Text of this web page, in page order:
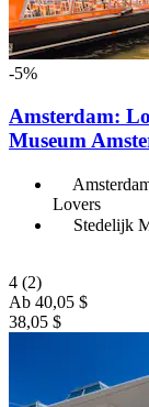
-5%
Amsterdam:
Museum
Lovers
Stedelijk
4 (2)
Ab 40,05 $
38,05 $